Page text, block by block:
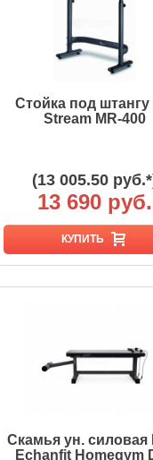
Стойка под штангу
Stream MR-400
(13 005.50
13 690 руб.
КУПИТЬ
Скамья ун. силовая
Echanfit Homegym